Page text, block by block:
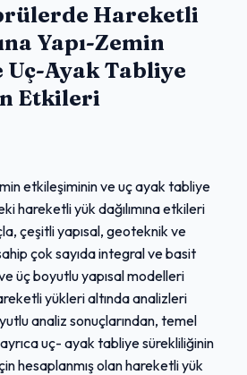
Hareketli
Yapı-Zemin
Ayak Tabliye
Etkileri
etkileşiminin ve uç ayak tabliye
hareketli yük dağılımına etkileri
çeşitli yapısal, geoteknik ve
çok sayıda integral ve basit
üç boyutlu yapısal modelleri
yükleri altında analizleri
analiz sonuçlarından, temel
uç- ayak tabliye sürekliliğinin
hesaplanmış olan hareketli yük